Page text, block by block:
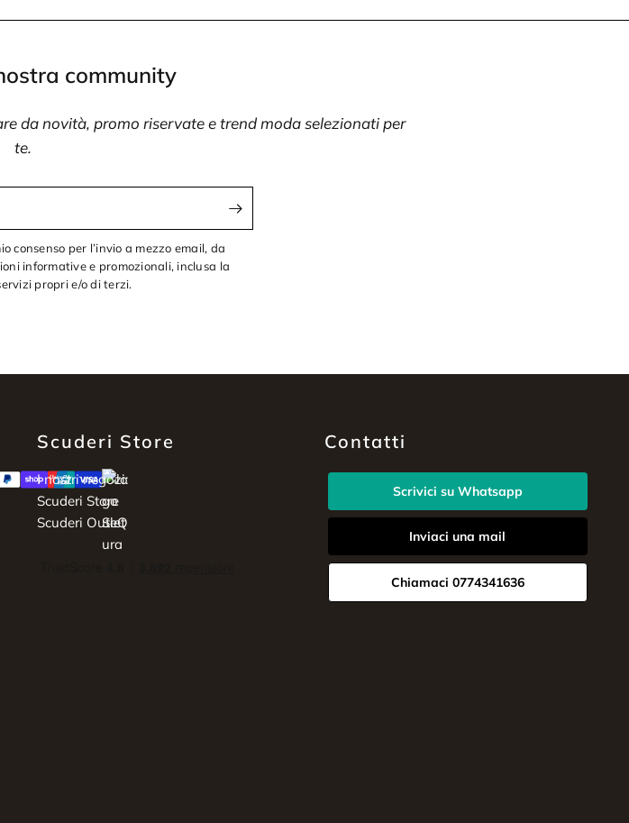
community
da novità, promo riservate e trend moda selezionati per
te.
consenso per l’invio a mezzo email, da
informative e promozionali, inclusa la
propri e/o di terzi.
Scuderi Store
I nostri negozi:
Scuderi Store
Scuderi Outlet
Contatti
Scrivici su Whatsapp
Inviaci una mail
Chiamaci 0774341636